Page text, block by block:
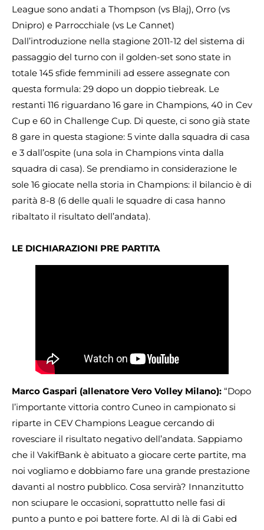
League sono andati a Thompson (vs Blaj), Orro (vs
Dnipro) e Parrocchiale (vs Le Cannet)
Dall’introduzione nella stagione 2011-12 del sistema di
passaggio del turno con il golden-set sono state in
totale 145 sfide femminili ad essere assegnate con
questa formula: 29 dopo un doppio tiebreak. Le
restanti 116 riguardano 16 gare in Champions, 40 in Cev
Cup e 60 in Challenge Cup. Di queste, ci sono già state
8 gare in questa stagione: 5 vinte dalla squadra di casa
e 3 dall’ospite (una sola in Champions vinta dalla
squadra di casa). Se prendiamo in considerazione le
sole 16 giocate nella storia in Champions: il bilancio è di
parità 8-8 (6 delle quali le squadre di casa hanno
ribaltato il risultato dell’andata).
LE DICHIARAZIONI PRE PARTITA
Marco Gaspari (allenatore Vero Volley Milano): “Dopo
l’importante vittoria contro Cuneo in campionato si
riparte in CEV Champions League cercando di
rovesciare il risultato negativo dell’andata. Sappiamo
che il VakifBank è abituato a giocare certe partite, ma
noi vogliamo e dobbiamo fare una grande prestazione
davanti al nostro pubblico. Cosa servirà? Innanzitutto
non sciupare le occasioni, soprattutto nelle fasi di
punto a punto e poi battere forte. Al di là di Gabi ed